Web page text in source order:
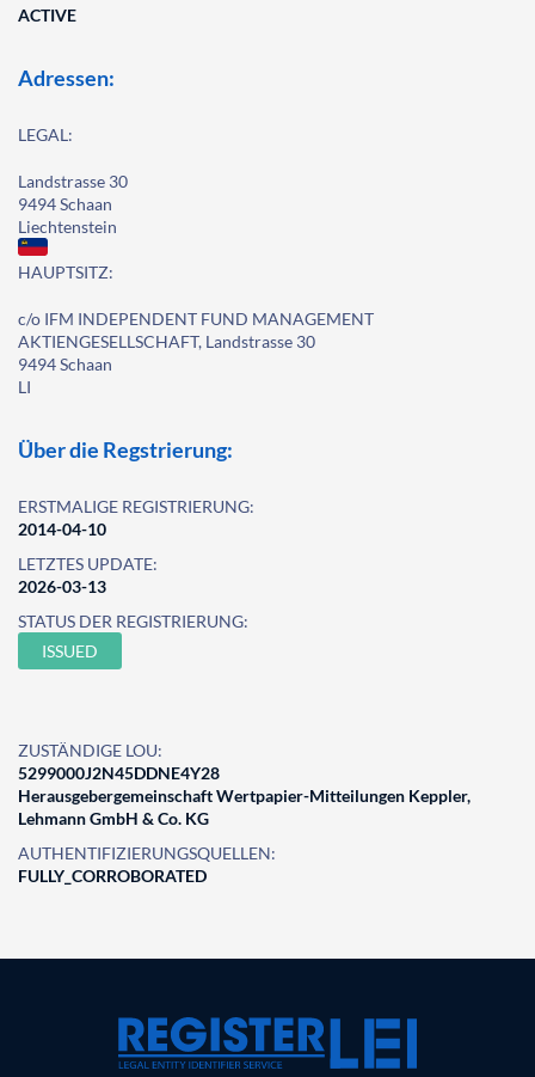
ACTIVE
Adressen:
LEGAL:
Landstrasse 30
9494 Schaan
Liechtenstein
HAUPTSITZ:
c/o IFM INDEPENDENT FUND MANAGEMENT
AKTIENGESELLSCHAFT, Landstrasse 30
9494 Schaan
LI
Über die Regstrierung:
ERSTMALIGE REGISTRIERUNG:
2014-04-10
LETZTES UPDATE:
2026-03-13
STATUS DER REGISTRIERUNG:
ISSUED
ZUSTÄNDIGE LOU:
5299000J2N45DDNE4Y28
Herausgebergemeinschaft Wertpapier-Mitteilungen Keppler,
Lehmann GmbH & Co. KG
AUTHENTIFIZIERUNGSQUELLEN:
FULLY_CORROBORATED